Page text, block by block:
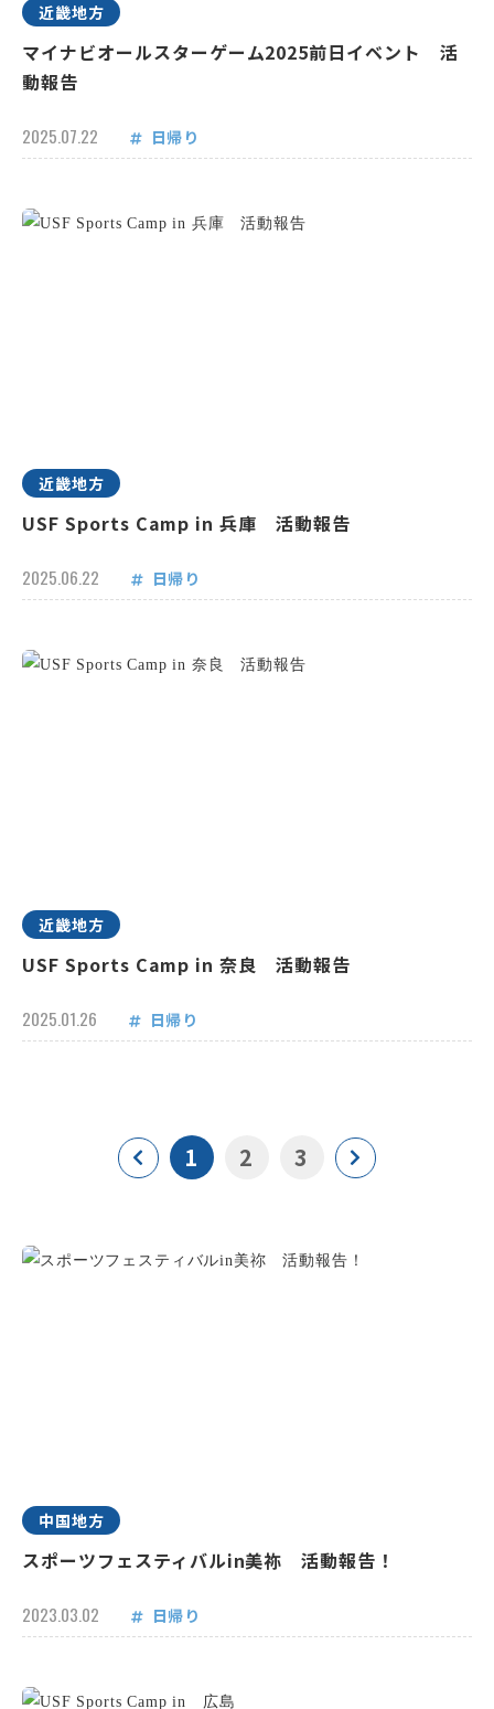
近畿地方
マイナビオールスターゲーム2025前日イベント 活
動報告
2025.07.22 日帰り
近畿地方
USF Sports Camp in 兵庫 活動報告
2025.06.22 日帰り
近畿地方
USF Sports Camp in 奈良 活動報告
2025.01.26 日帰り
1 2 3
中国地方
スポーツフェスティバルin美祢 活動報告！
2023.03.02 日帰り